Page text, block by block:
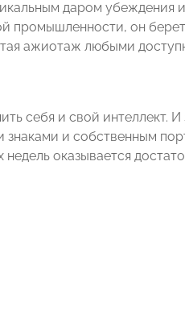
даром убеждения и
промышленности, он
ажиотаж любыми
себя и свой интеллект. И
и собственным
оказывается